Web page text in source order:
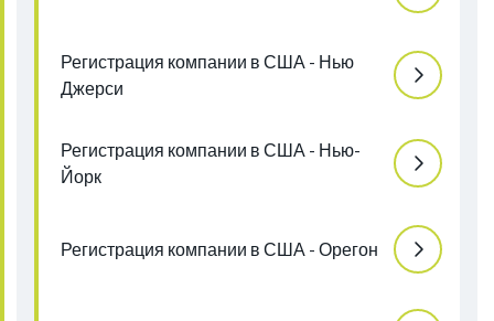
Регистрация компании в США - Нью
Джерси
Регистрация компании в США - Нью-
Йорк
Регистрация компании в США - Орегон